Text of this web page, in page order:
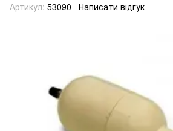
Артикул: 53090 Написати відгук